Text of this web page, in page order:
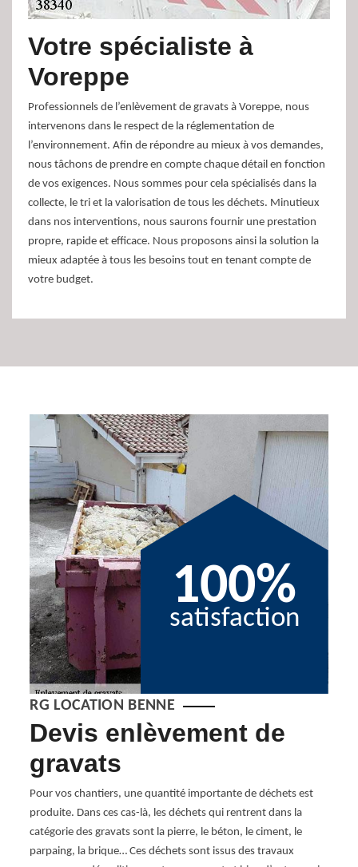
Votre spécialiste à
Voreppe
Professionnels de l’enlèvement de gravats à Voreppe, nous
intervenons dans le respect de la réglementation de
l’environnement. Afin de répondre au mieux à vos demandes,
nous tâchons de prendre en compte chaque détail en fonction
de vos exigences. Nous sommes pour cela spécialisés dans la
collecte, le tri et la valorisation de tous les déchets. Minutieux
dans nos interventions, nous saurons fournir une prestation
propre, rapide et efficace. Nous proposons ainsi la solution la
mieux adaptée à tous les besoins tout en tenant compte de
votre budget.
100%
satisfaction
RG LOCATION BENNE
Devis enlèvement de
gravats
Pour vos chantiers, une quantité importante de déchets est
produite. Dans ces cas-là, les déchets qui rentrent dans la
catégorie des gravats sont la pierre, le béton, le ciment, le
parpaing, la brique… Ces déchets sont issus des travaux